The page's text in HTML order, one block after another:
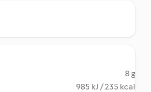
8 g
985 kJ / 235 kcal